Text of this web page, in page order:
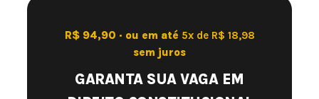
R$ 94,90 · ou em até 5x de R$ 18,98
sem juros
GARANTA SUA VAGA EM